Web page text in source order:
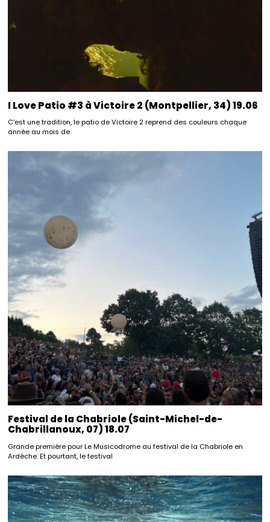
I Love Patio #3 à Victoire 2 (Montpellier, 34) 19.06
C’est une tradition, le patio de Victoire 2 reprend des couleurs chaque
année au mois de
Festival de la Chabriole (Saint-Michel-de-
Chabrillanoux, 07) 18.07
Grande première pour Le Musicodrome au festival de la Chabriole en
Ardèche. Et pourtant, le festival